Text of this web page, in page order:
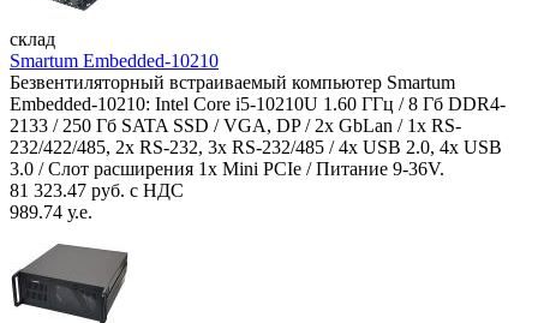
склад
Smartum Embedded-10210
Безвентиляторный встраиваемый компьютер Smartum
Embedded-10210: Intel Core i5-10210U 1.60 ГГц / 8 Гб DDR4-
2133 / 250 Гб SATA SSD / VGA, DP / 2х GbLan / 1х RS-
232/422/485, 2x RS-232, 3x RS-232/485 / 4x USB 2.0, 4х USB
3.0 / Слот расширения 1x Mini PCIe / Питание 9-36V.
81 323.47 руб. с НДС
989.74 у.е.